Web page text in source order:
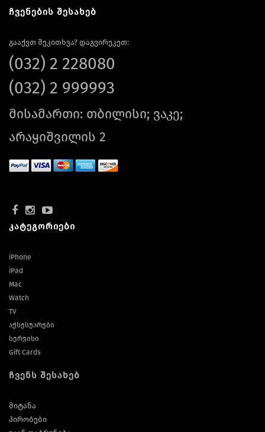
ჩვენების შესახებ
გააქვთ შეკითხვა? დაგვირეკეთ:
(032) 2 228080
(032) 2 999993
მისამართი: თბილისი; ვაკე;
არაყიშვილის 2
კატეგორიები
iPhone
iPad
Mac
Watch
TV
აქსესუარები
სერვისი
Gift Cards
ჩვენს შესახებ
მიტანა
პირობები